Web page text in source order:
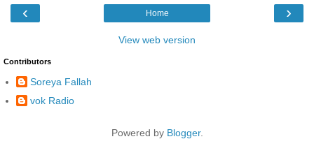
‹ ›
Home
View web version
Contributors
Soreya Fallah
vok Radio
Powered by Blogger.